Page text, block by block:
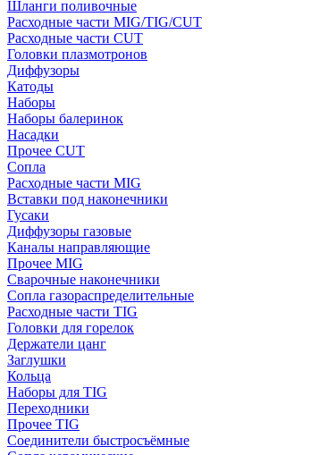
Шланги поливочные
Расходные части MIG/TIG/CUT
Расходные части CUT
Головки плазмотронов
Диффузоры
Катоды
Наборы
Наборы балеринок
Насадки
Прочее CUT
Сопла
Расходные части MIG
Вставки под наконечники
Гусаки
Диффузоры газовые
Каналы направляющие
Прочее MIG
Сварочные наконечники
Сопла газораспределительные
Расходные части TIG
Головки для горелок
Держатели цанг
Заглушки
Кольца
Наборы для TIG
Переходники
Прочее TIG
Соединители быстросъёмные